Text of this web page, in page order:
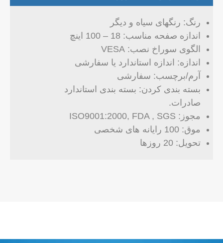
رنگ: رنگهای سیاه و دیگر
اندازه صفحه مناسب: 18 – 100 اینچ
الگوی سوراخ نصب: VESA
اندازه: اندازه استاندارد یا سفارشی
آرم/برچسب: سفارشی
بسته بندی کردن: بسته بندی استاندارد
صادرات.
مجوز: ISO9001:2000, FDA , SGS
موق: 100 رایانه های شخصی
تحویل: 20 روزها